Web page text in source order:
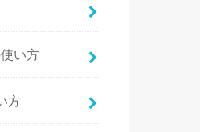
い方
方